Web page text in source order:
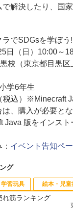
解決したり、国
ラでSDGsを学ぼう!
日（日）10:00～
校（東京都目黒
学6年生
税込）※Minecraft
、購入が必要と
Java 版をインスト
イベント告知ペ
グ
筋ランキング
習玩具 絵本・児童